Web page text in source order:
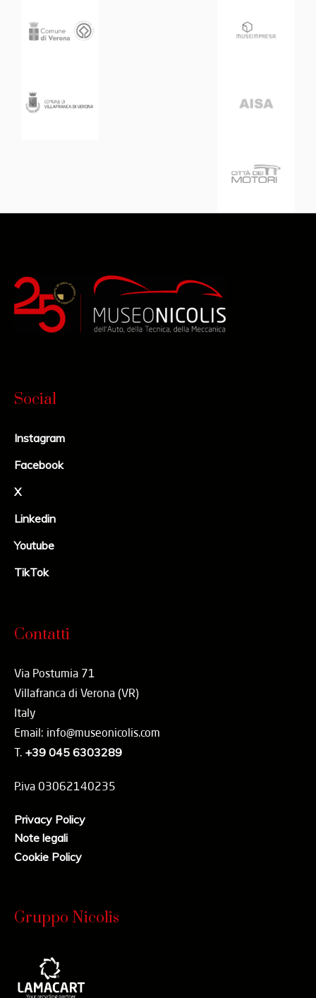
Social
Instagram
Facebook
X
Linkedin
Youtube
TikTok
Contatti
Via Postumia 71
Villafranca di Verona (VR)
Italy
Email: info@museonicolis.com
T. +39 045 6303289
P.iva 03062140235
Privacy Policy
Note legali
Cookie Policy
Gruppo Nicolis